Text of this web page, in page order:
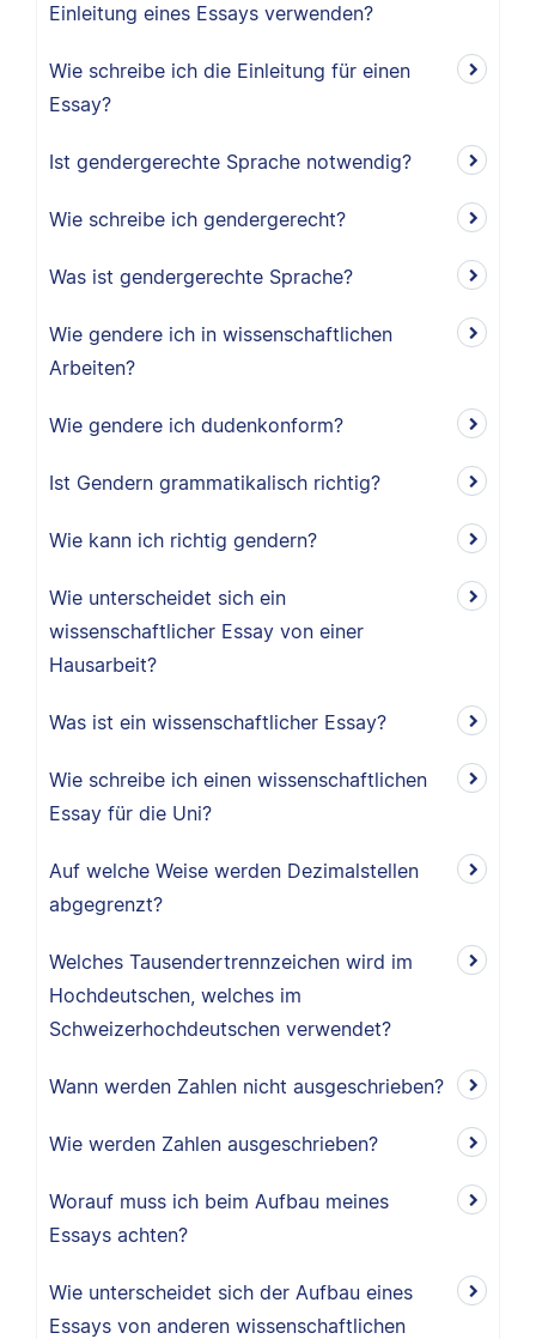
Einleitung eines Essays verwenden?
Wie schreibe ich die Einleitung für einen
Essay?
Ist gendergerechte Sprache notwendig?
Wie schreibe ich gendergerecht?
Was ist gendergerechte Sprache?
Wie gendere ich in wissenschaftlichen
Arbeiten?
Wie gendere ich dudenkonform?
Ist Gendern grammatikalisch richtig?
Wie kann ich richtig gendern?
Wie unterscheidet sich ein
wissenschaftlicher Essay von einer
Hausarbeit?
Was ist ein wissenschaftlicher Essay?
Wie schreibe ich einen wissenschaftlichen
Essay für die Uni?
Auf welche Weise werden Dezimalstellen
abgegrenzt?
Welches Tausendertrennzeichen wird im
Hochdeutschen, welches im
Schweizerhochdeutschen verwendet?
Wann werden Zahlen nicht ausgeschrieben?
Wie werden Zahlen ausgeschrieben?
Worauf muss ich beim Aufbau meines
Essays achten?
Wie unterscheidet sich der Aufbau eines
Essays von anderen wissenschaftlichen